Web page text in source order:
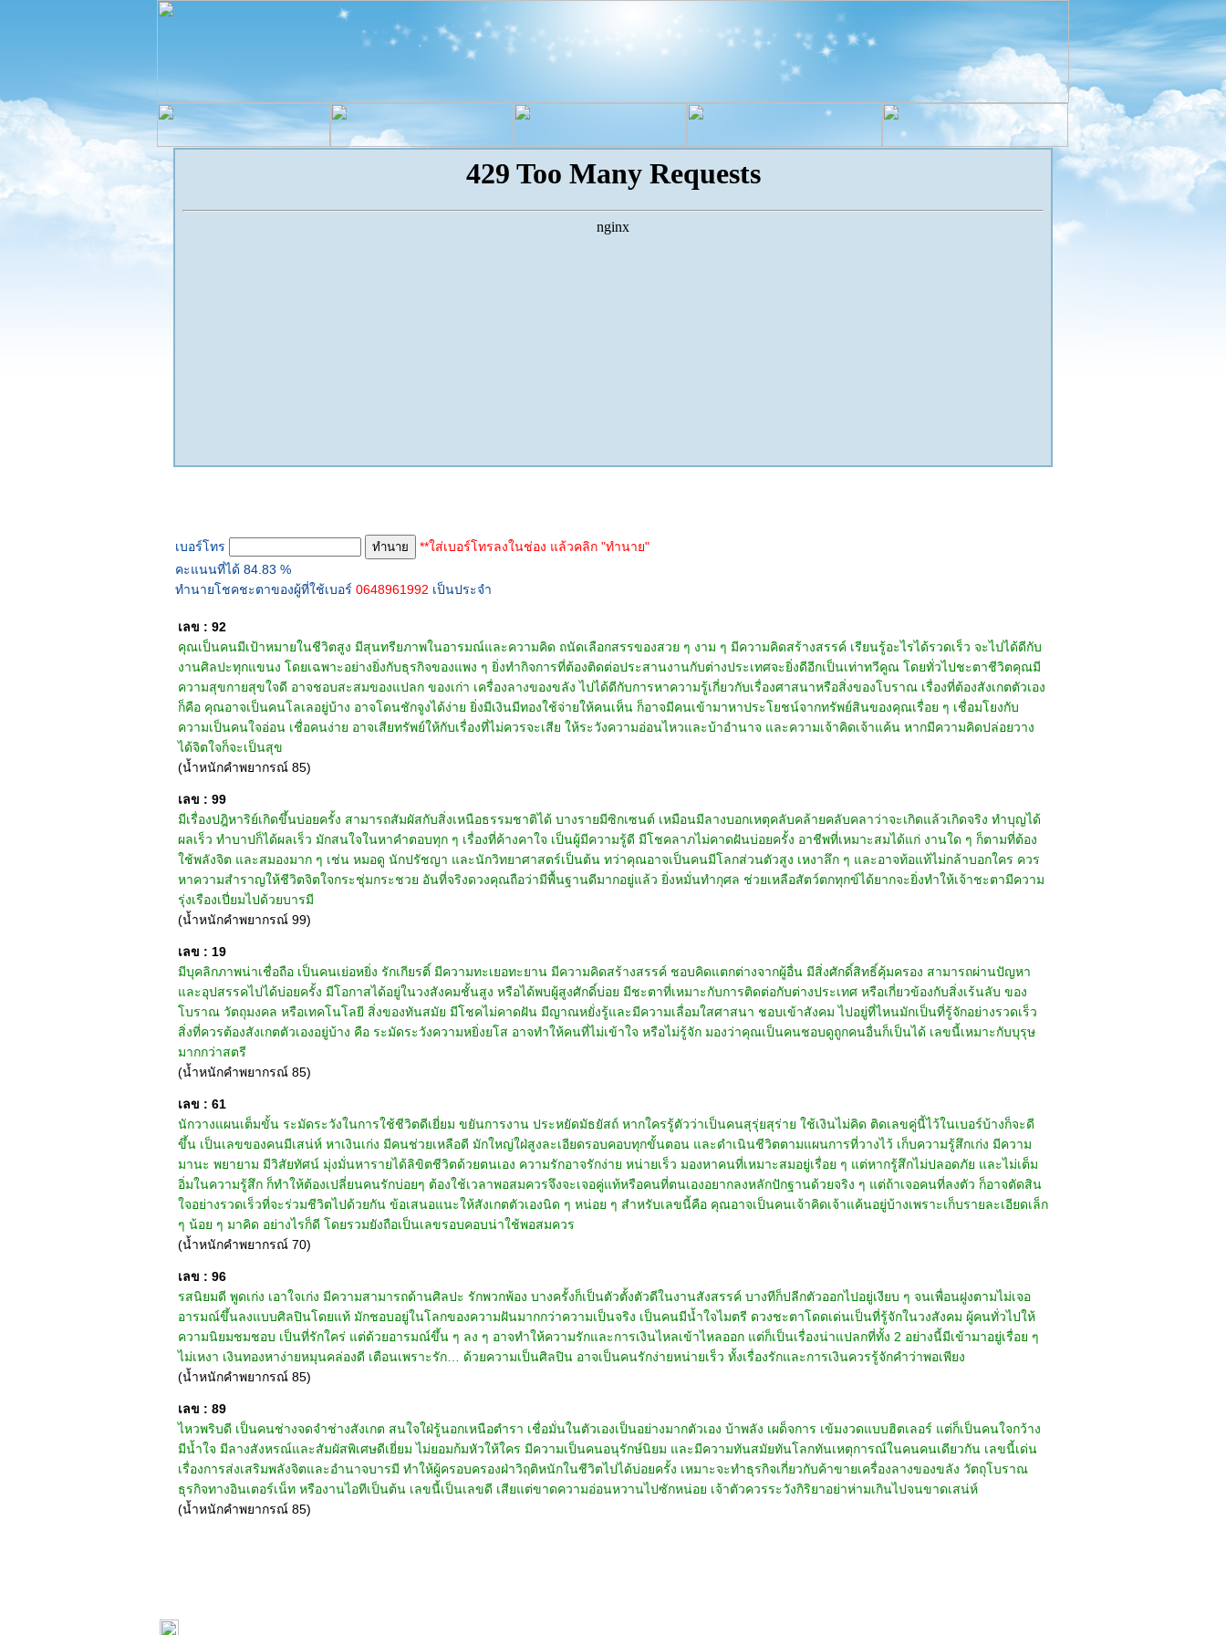
เบอร์โทร
**ใส่เบอร์โทรลงในช่อง แล้วคลิก "ทำนาย"
คะแนนที่ได้ 84.83 %
ทำนายโชคชะตาของผู้ที่ใช้เบอร์ 0648961992 เป็นประจำ
เลข : 92
คุณเป็นคนมีเป้าหมายในชีวิตสูง มีสุนทรียภาพในอารมณ์และความคิด ถนัดเลือกสรรของสวย ๆ งาม ๆ มีความคิดสร้างสรรค์ เรียนรู้อะไรได้รวดเร็ว จะไปได้ดีกับ
งานศิลปะทุกแขนง โดยเฉพาะอย่างยิ่งกับธุรกิจของแพง ๆ ยิ่งทำกิจการที่ต้องติดต่อประสานงานกับต่างประเทศจะยิ่งดีอีกเป็นเท่าทวีคูณ โดยทั่วไปชะตาชีวิตคุณมี
ความสุขกายสุขใจดี อาจชอบสะสมของแปลก ของเก่า เครื่องลางของขลัง ไปได้ดีกับการหาความรู้เกี่ยวกับเรื่องศาสนาหรือสิ่งของโบราณ เรื่องที่ต้องสังเกตตัวเอง
ก็คือ คุณอาจเป็นคนโลเลอยู่บ้าง อาจโดนชักจูงได้ง่าย ยิ่งมีเงินมีทองใช้จ่ายให้คนเห็น ก็อาจมีคนเข้ามาหาประโยชน์จากทรัพย์สินของคุณเรื่อย ๆ เชื่อมโยงกับ
ความเป็นคนใจอ่อน เชื่อคนง่าย อาจเสียทรัพย์ให้กับเรื่องที่ไม่ควรจะเสีย ให้ระวังความอ่อนไหวและบ้าอำนาจ และความเจ้าคิดเจ้าแค้น หากมีความคิดปล่อยวาง
ได้จิตใจก็จะเป็นสุข
(น้ำหนักคำพยากรณ์ 85)
เลข : 99
มีเรื่องปฎิหาริย์เกิดขึ้นบ่อยครั้ง สามารถสัมผัสกับสิ่งเหนือธรรมชาติได้ บางรายมีซิกเซนต์ เหมือนมีลางบอกเหตุคลับคล้ายคลับคลาว่าจะเกิดแล้วเกิดจริง ทำบุญได้
ผลเร็ว ทำบาปก็ได้ผลเร็ว มักสนใจในหาคำตอบทุก ๆ เรื่องที่ค้างคาใจ เป็นผู้มีความรู้ดี มีโชคลาภไม่คาดฝันบ่อยครั้ง อาชีพที่เหมาะสมได้แก่ งานใด ๆ ก็ตามที่ต้อง
ใช้พลังจิต และสมองมาก ๆ เช่น หมอดู นักปรัชญา และนักวิทยาศาสตร์เป็นต้น ทว่าคุณอาจเป็นคนมีโลกส่วนตัวสูง เหงาลึก ๆ และอาจท้อแท้ไม่กล้าบอกใคร ควร
หาความสำราญให้ชีวิตจิตใจกระชุ่มกระชวย อันที่จริงดวงคุณถือว่ามีพื้นฐานดีมากอยู่แล้ว ยิ่งหมั่นทำกุศล ช่วยเหลือสัตว์ตกทุกข์ได้ยากจะยิ่งทำให้เจ้าชะตามีความ
รุ่งเรืองเปี่ยมไปด้วยบารมี
(น้ำหนักคำพยากรณ์ 99)
เลข : 19
มีบุคลิกภาพน่าเชื่อถือ เป็นคนเย่อหยิ่ง รักเกียรติ์ มีความทะเยอทะยาน มีความคิดสร้างสรรค์ ชอบคิดแตกต่างจากผู้อื่น มีสิ่งศักดิ์สิทธิ์คุ้มครอง สามารถผ่านปัญหา
และอุปสรรคไปได้บ่อยครั้ง มีโอกาสได้อยู่ในวงสังคมชั้นสูง หรือได้พบผู้สูงศักดิ์บ่อย มีชะตาที่เหมาะกับการติดต่อกับต่างประเทศ หรือเกี่ยวข้องกับสิ่งเร้นลับ ของ
โบราณ วัตถุมงคล หรือเทคโนโลยี สิ่งของทันสมัย มีโชคไม่คาดฝัน มีญาณหยั่งรู้และมีความเลื่อมใสศาสนา ชอบเข้าสังคม ไปอยู่ที่ไหนมักเป็นที่รู้จักอย่างรวดเร็ว
สิ่งที่ควรต้องสังเกตตัวเองอยู่บ้าง คือ ระมัดระวังความหยิ่งยโส อาจทำให้คนที่ไม่เข้าใจ หรือไม่รู้จัก มองว่าคุณเป็นคนชอบดูถูกคนอื่นก็เป็นได้ เลขนี้เหมาะกับบุรุษ
มากกว่าสตรี
(น้ำหนักคำพยากรณ์ 85)
เลข : 61
นักวางแผนเต็มขั้น ระมัดระวังในการใช้ชีวิตดีเยี่ยม ขยันการงาน ประหยัดมัธยัสถ์ หากใครรู้ตัวว่าเป็นคนสุรุ่ยสุร่าย ใช้เงินไม่คิด ติดเลขคู่นี้ไว้ในเบอร์บ้างก็จะดี
ขึ้น เป็นเลขของคนมีเสน่ห์ หาเงินเก่ง มีคนช่วยเหลือดี มักใหญ่ใฝ่สูงละเอียดรอบคอบทุกขั้นตอน และดำเนินชีวิตตามแผนการที่วางไว้ เก็บความรู้สึกเก่ง มีความ
มานะ พยายาม มีวิสัยทัศน์ มุ่งมั่นหารายได้ลิขิตชีวิตด้วยตนเอง ความรักอาจรักง่าย หน่ายเร็ว มองหาคนที่เหมาะสมอยู่เรื่อย ๆ แต่หากรู้สึกไม่ปลอดภัย และไม่เต็ม
อิ่มในความรู้สึก ก็ทำให้ต้องเปลี่ยนคนรักบ่อยๆ ต้องใช้เวลาพอสมควรจึงจะเจอคู่แท้หรือคนที่ตนเองอยากลงหลักปักฐานด้วยจริง ๆ แต่ถ้าเจอคนที่ลงตัว ก็อาจตัดสิน
ใจอย่างรวดเร็วที่จะร่วมชีวิตไปด้วยกัน ข้อเสนอแนะให้สังเกตตัวเองนิด ๆ หน่อย ๆ สำหรับเลขนี้คือ คุณอาจเป็นคนเจ้าคิดเจ้าแค้นอยู่บ้างเพราะเก็บรายละเอียดเล็ก
ๆ น้อย ๆ มาคิด อย่างไรก็ดี โดยรวมยังถือเป็นเลขรอบคอบน่าใช้พอสมควร
(น้ำหนักคำพยากรณ์ 70)
เลข : 96
รสนิยมดี พูดเก่ง เอาใจเก่ง มีความสามารถด้านศิลปะ รักพวกพ้อง บางครั้งก็เป็นตัวตั้งตัวดีในงานสังสรรค์ บางทีก็ปลีกตัวออกไปอยู่เงียบ ๆ จนเพื่อนฝูงตามไม่เจอ
อารมณ์ขึ้นลงแบบศิลปินโดยแท้ มักชอบอยู่ในโลกของความฝันมากกว่าความเป็นจริง เป็นคนมีน้ำใจไมตรี ดวงชะตาโดดเด่นเป็นที่รู้จักในวงสังคม ผู้คนทั่วไปให้
ความนิยมชมชอบ เป็นที่รักใคร่ แต่ด้วยอารมณ์ขึ้น ๆ ลง ๆ อาจทำให้ความรักและการเงินไหลเข้าไหลออก แต่ก็เป็นเรื่องน่าแปลกที่ทั้ง 2 อย่างนี้มีเข้ามาอยู่เรื่อย ๆ
ไม่เหงา เงินทองหาง่ายหมุนคล่องดี เตือนเพราะรัก… ด้วยความเป็นศิลปิน อาจเป็นคนรักง่ายหน่ายเร็ว ทั้งเรื่องรักและการเงินควรรู้จักคำว่าพอเพียง
(น้ำหนักคำพยากรณ์ 85)
เลข : 89
ไหวพริบดี เป็นคนช่างจดจำช่างสังเกต สนใจใฝ่รู้นอกเหนือตำรา เชื่อมั่นในตัวเองเป็นอย่างมากตัวเอง บ้าพลัง เผด็จการ เข้มงวดแบบฮิตเลอร์ แต่ก็เป็นคนใจกว้าง
มีน้ำใจ มีลางสังหรณ์และสัมผัสพิเศษดีเยี่ยม ไม่ยอมก้มหัวให้ใคร มีความเป็นคนอนุรักษ์นิยม และมีความทันสมัยทันโลกทันเหตุการณ์ในคนคนเดียวกัน เลขนี้เด่น
เรื่องการส่งเสริมพลังจิตและอำนาจบารมี ทำให้ผู้ครอบครองฝ่าวิฤติหนักในชีวิตไปได้บ่อยครั้ง เหมาะจะทำธุรกิจเกี่ยวกับค้าขายเครื่องลางของขลัง วัตถุโบราณ
ธุรกิจทางอินเตอร์เน็ท หรืองานไอทีเป็นต้น เลขนี้เป็นเลขดี เสียแต่ขาดความอ่อนหวานไปซักหน่อย เจ้าตัวควรระวังกิริยาอย่าห่ามเกินไปจนขาดเสน่ห์
(น้ำหนักคำพยากรณ์ 85)